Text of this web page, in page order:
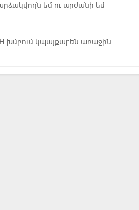
եմ ու արժանի եմ
խմբում կպայքարեն առաջին